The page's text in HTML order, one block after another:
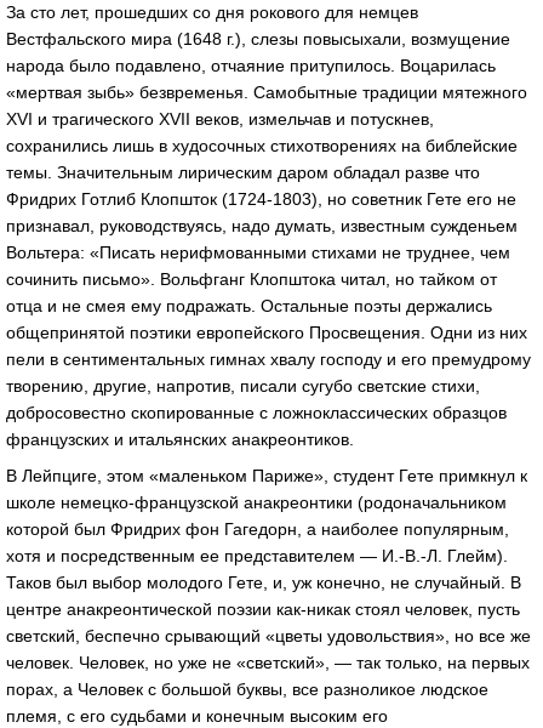
За сто лет, прошедших со дня рокового для немцев
Вестфальского мира (1648 г.), слезы повысыхали, возмущение
народа было подавлено, отчаяние притупилось. Воцарилась
«мертвая зыбь» безвременья. Самобытные традиции мятежного
XVI и трагического XVII веков, измельчав и потускнев,
сохранились лишь в худосочных стихотворениях на библейские
темы. Значительным лирическим даром обладал разве что
Фридрих Готлиб Клопшток (1724-1803), но советник Гете его не
признавал, руководствуясь, надо думать, известным сужденьем
Вольтера: «Писать нерифмованными стихами не труднее, чем
сочинить письмо». Вольфганг Клопштока читал, но тайком от
отца и не смея ему подражать. Остальные поэты держались
общепринятой поэтики европейского Просвещения. Одни из них
пели в сентиментальных гимнах хвалу господу и его премудрому
творению, другие, напротив, писали сугубо светские стихи,
добросовестно скопированные с ложноклассических образцов
французских и итальянских анакреонтиков.
В Лейпциге, этом «маленьком Париже», студент Гете примкнул к
школе немецко-французской анакреонтики (родоначальником
которой был Фридрих фон Гагедорн, а наиболее популярным,
хотя и посредственным ее представителем — И.-В.-Л. Глейм).
Таков был выбор молодого Гете, и, уж конечно, не случайный. В
центре анакреонтической поэзии как-никак стоял человек, пусть
светский, беспечно срывающий «цветы удовольствия», но все же
человек. Человек, но уже не «светский», — так только, на первых
порах, а Человек с большой буквы, все разноликое людское
племя, с его судьбами и конечным высоким его